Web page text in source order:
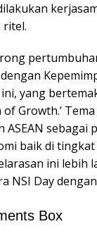
ritel.
yang
Growth.’
sebagai
baik di
ini lebih
NSI Day
Box